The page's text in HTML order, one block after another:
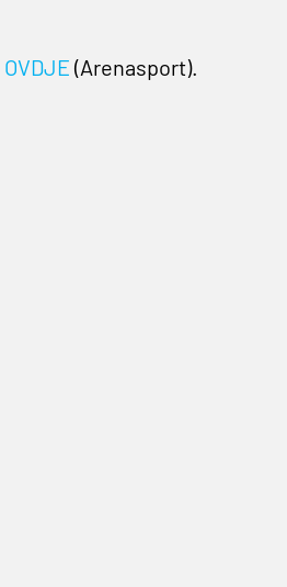
OVDJE (Arenasport).